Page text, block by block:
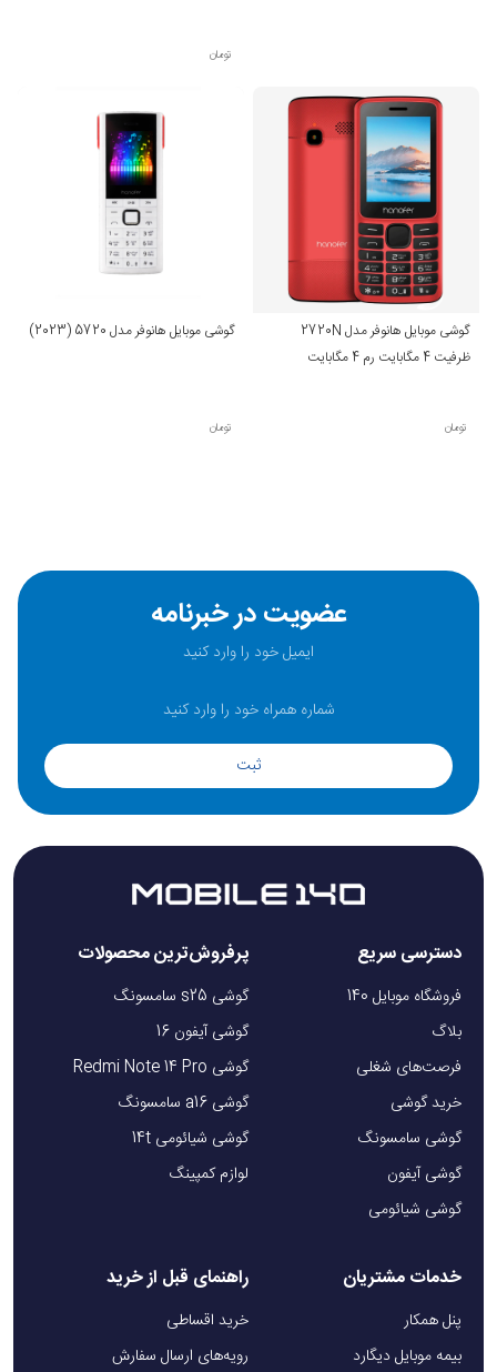
از دیگر ویژگی‌های این گوشی می‌توان به پشتیبانی از زبان فارسی،
کیبورد فارسی، رادیو و چراغ‌قوه اشاره کرد. این ویژگی‌ها برای
کاربرانی که به دنبال امکانات ساده هستند، می‌تواند بسیار مفید
تومان
گوشی موبایل هانوفر مدل 2720N
ظرفیت 4 مگابایت رم 4 مگابایت
تومان
گوشی موبایل هانوفر مدل 5720 (2023)
تومان
عضویت در خبرنامه
ثبت
دسترسی سریع
فروشگاه موبایل 140
بلاگ
فرصت‌های شغلی
خرید گوشی
گوشی سامسونگ
گوشی آیفون
گوشی شیائومی
پرفروش‌ترین محصولات
گوشی s25 سامسونگ
گوشی آیفون 16
گوشی Redmi Note 14 Pro
گوشی a16 سامسونگ
گوشی شیائومی 14t
لوازم کمپینگ
خدمات مشتریان
پنل همکار
بیمه موبایل دیگارد
راهنمای قبل از خرید
خرید اقساطی
رویه‌های ارسال سفارش